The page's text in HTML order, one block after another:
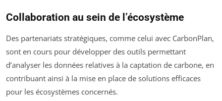
Collaboration au sein de l’écosystème
Des partenariats stratégiques, comme celui avec CarbonPlan,
sont en cours pour développer des outils permettant
d’analyser les données relatives à la captation de carbone, en
contribuant ainsi à la mise en place de solutions efficaces
pour les écosystèmes concernés.